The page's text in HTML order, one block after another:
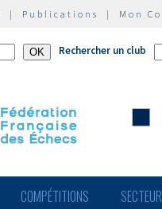
| Publications | Mon
Rechercher un club
COMPÉTITIONS